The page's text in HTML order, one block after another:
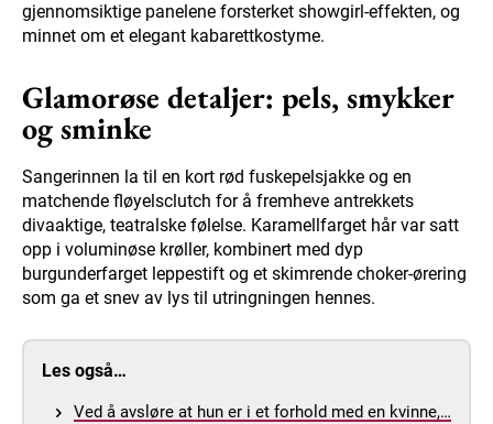
gjennomsiktige panelene forsterket showgirl-effekten, og
minnet om et elegant kabarettkostyme.
Glamorøse detaljer: pels, smykker
og sminke
Sangerinnen la til en kort rød fuskepelsjakke og en
matchende fløyelsclutch for å fremheve antrekkets
divaaktige, teatralske følelse. Karamellfarget hår var satt
opp i voluminøse krøller, kombinert med dyp
burgunderfarget leppestift og et skimrende choker-ørering
som ga et snev av lys til utringningen hennes.
Les også…
Ved å avsløre at hun er i et forhold med en kvinne,…